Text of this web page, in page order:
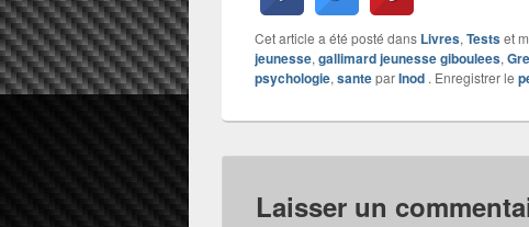
Cet article a été posté dans Livres,Testset
jeunesse,gallimard jeunesse giboulees,
psychologie,santeparInod . Enregistrer le
Laisser un